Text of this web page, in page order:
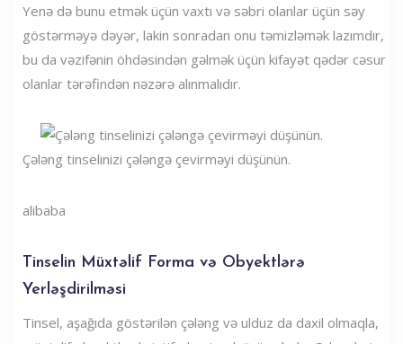
Yenə də bunu etmək üçün vaxtı və səbri olanlar üçün səy
göstərməyə dəyər, lakin sonradan onu təmizləmək lazımdır,
bu da vəzifənin öhdəsindən gəlmək üçün kifayət qədər cəsur
olanlar tərəfindən nəzərə alınmalıdır.
Çələng tinselinizi çələngə çevirməyi düşünün.
alibaba
Tinselin Müxtəlif Forma və Obyektlərə
Yerləşdirilməsi
Tinsel, aşağıda göstərilən çələng və ulduz da daxil olmaqla,